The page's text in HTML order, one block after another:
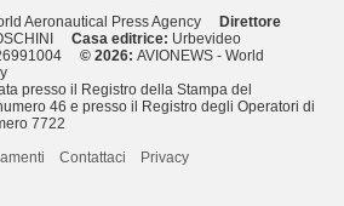
Aeronautical Press Agency Direttore
Casa editrice: Urbevideo
© 2026: AVIONEWS - World
presso il Registro della Stampa del
46 e presso il Registro degli Operatori di
7722
Contattaci
Privacy